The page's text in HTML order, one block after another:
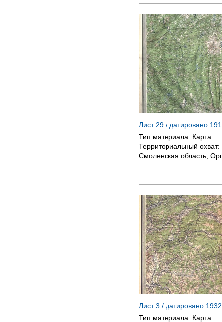
Лист 29 / датировано
Тип материала: Карта
Территориальный охват:
Смоленская область,
Лист 3 / датировано 1932
Тип материала: Карта